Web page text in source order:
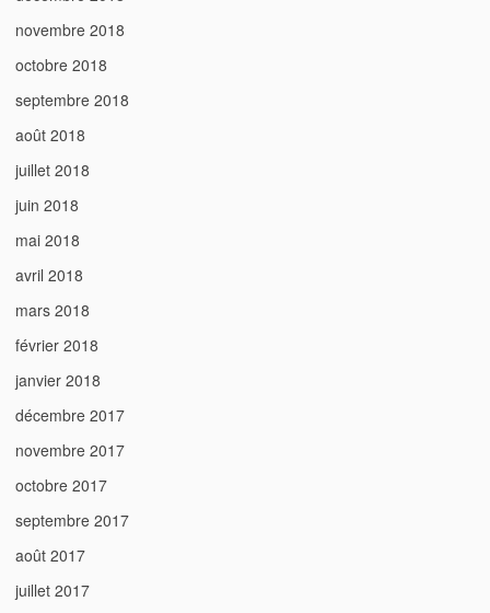
novembre 2018
octobre 2018
septembre 2018
août 2018
juillet 2018
juin 2018
mai 2018
avril 2018
mars 2018
février 2018
janvier 2018
décembre 2017
novembre 2017
octobre 2017
septembre 2017
août 2017
juillet 2017